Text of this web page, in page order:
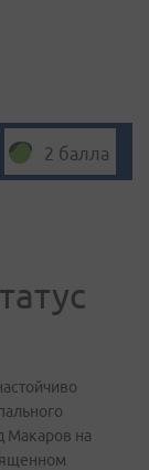
2 балла
Макаров на